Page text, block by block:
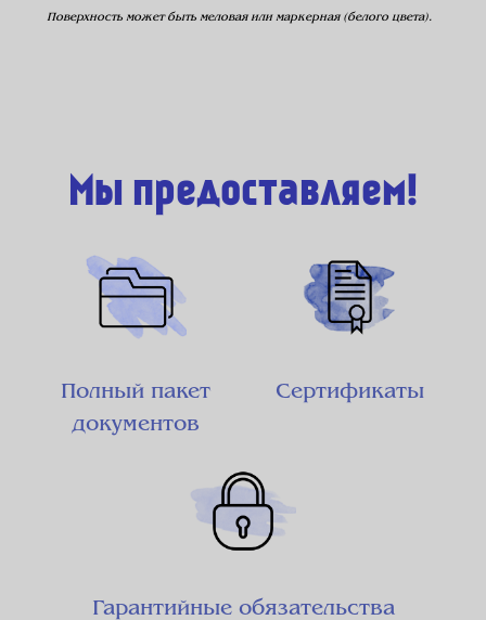
Поверхность может быть меловая или маркерная (белого цвета).
Мы предоставляем!
Полный пакет
документов
Сертификаты
Гарантийные обязательства